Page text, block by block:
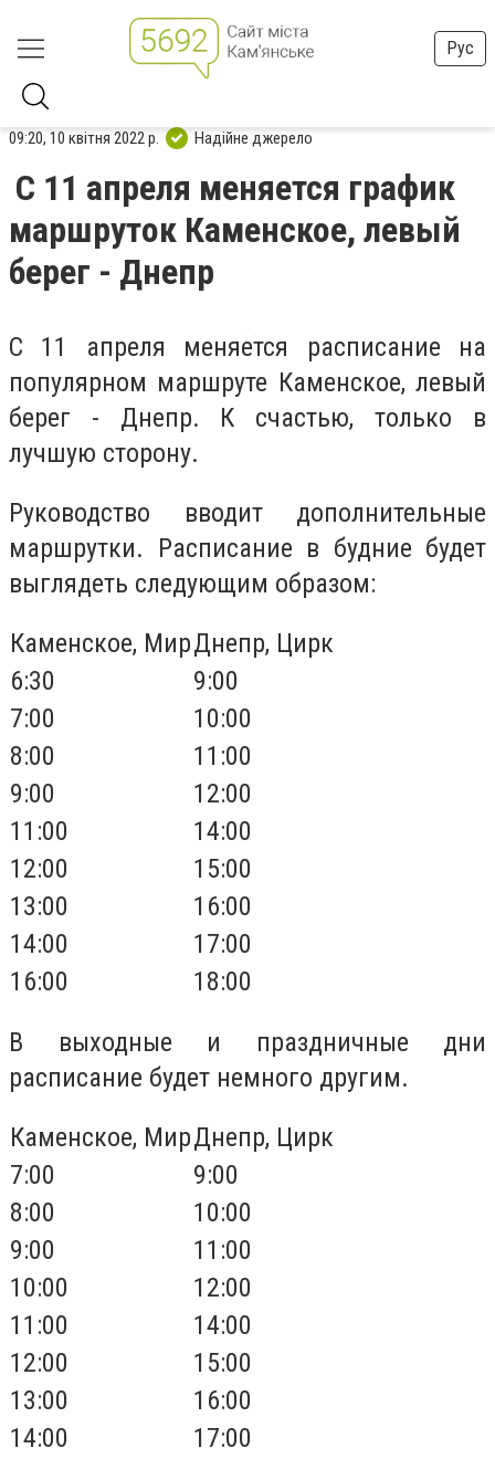
Рус
09:20, 10 квітня 2022 р. Надійне джерело
С 11 апреля меняется график
маршруток Каменское, левый
берег - Днепр
С 11 апреля меняется расписание на
популярном маршруте Каменское, левый
берег - Днепр. К счастью, только в
лучшую сторону.
Руководство вводит дополнительные
маршрутки. Расписание в будние будет
выглядеть следующим образом:
Каменское, МирДнепр, Цирк
6:30
9:00
7:00
10:00
8:00
11:00
9:00
12:00
11:00
14:00
12:00
15:00
13:00
16:00
14:00
17:00
16:00
18:00
В выходные и праздничные дни
расписание будет немного другим.
Каменское, МирДнепр, Цирк
7:00
9:00
8:00
10:00
9:00
11:00
10:00
12:00
11:00
14:00
12:00
15:00
13:00
16:00
14:00
17:00